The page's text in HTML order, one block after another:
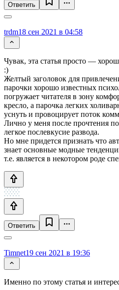
Ответить
trdm18 сен 2021 в 04:58
Чувак, эта статья просто —
:)
Желтый заголовок для
парочки хорошо известных
погружает читателя в зону
кресло, а парочка легких
уснуть и провоцирует поток
Лично у меня после прочтения
легкое послевкусие развода.
Но мне придется признать что
знает основные модные
т.е. является в некотором роде
Ответить
Timnet19 сен 2021 в 19:36
Именно по этому статья и